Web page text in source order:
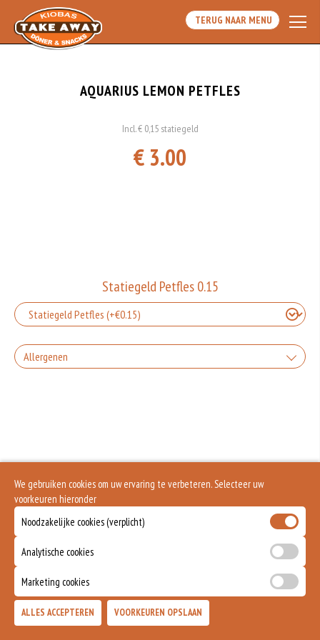
TERUG NAAR MENU
AQUARIUS LEMON PETFLES
Incl. € 0,15 statiegeld
€ 3.00
Statiegeld Petfles 0.15
Allergenen
We gebruiken cookies om uw ervaring te verbeteren. Selecteer uw
voorkeuren hieronder
Noodzakelijke cookies (verplicht)
Analytische cookies
Marketing cookies
ALLES ACCEPTEREN VOORKEUREN OPSLAAN